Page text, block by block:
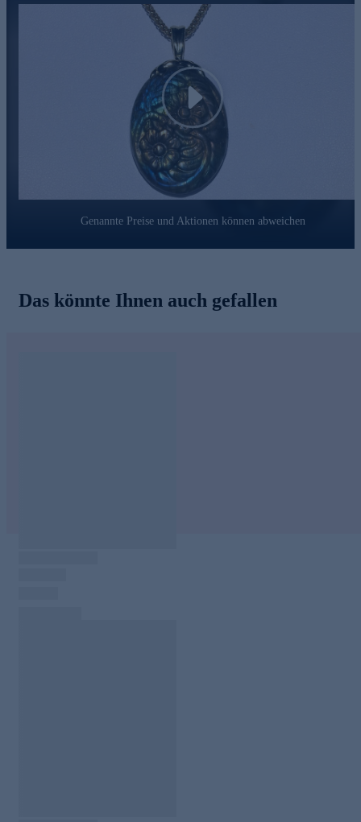
Play
Genannte Preise und Aktionen können abweichen
Das könnte Ihnen auch gefallen